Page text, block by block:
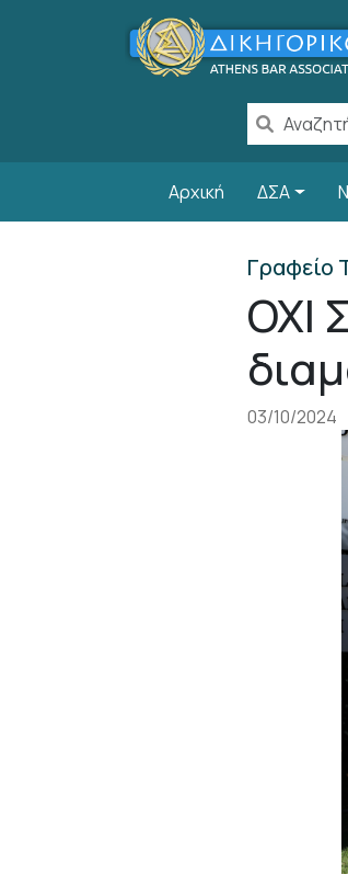
Παράκαμψη προς το κυρίως περιεχόμενο
Αρχική ΔΣΑ
Γραφείο
ΟΧΙ
03/10/2024